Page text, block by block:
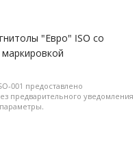
"Евро" ISO со
001 предоставлено
предварительного уведомления